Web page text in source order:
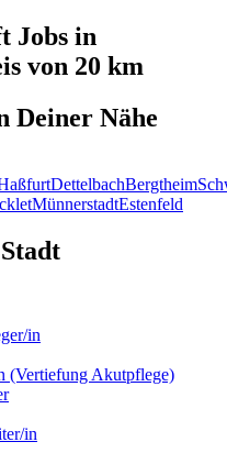
Jobs in
von 20 km
Deiner Nähe
DettelbachBergtheim
MünnerstadtEstenfeld
in
(Vertiefung Akutpflege)
in